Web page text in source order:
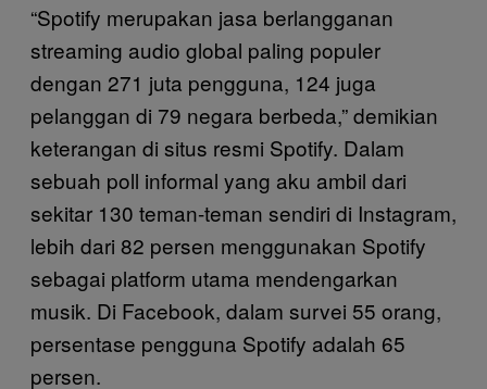
“Spotify merupakan jasa berlangganan
streaming audio global paling populer
dengan 271 juta pengguna, 124 juga
pelanggan di 79 negara berbeda,” demikian
keterangan di situs resmi Spotify. Dalam
sebuah poll informal yang aku ambil dari
sekitar 130 teman-teman sendiri di Instagram,
lebih dari 82 persen menggunakan Spotify
sebagai platform utama mendengarkan
musik. Di Facebook, dalam survei 55 orang,
persentase pengguna Spotify adalah 65
persen.